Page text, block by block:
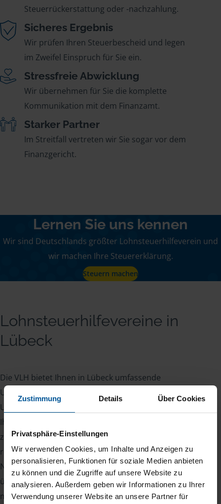
Zustimmung Details Über Cookies
Privatsphäre-Einstellungen
Wir verwenden Cookies, um Inhalte und Anzeigen zu
personalisieren, Funktionen für soziale Medien anbieten
zu können und die Zugriffe auf unsere Website zu
analysieren. Außerdem geben wir Informationen zu Ihrer
Verwendung unserer Website an unsere Partner für
Steuerrückerstattung oder -nachzahlung.
Sicheres Ergebnis
Wir prüfen Ihren Steuerbescheid und legen
im Zweifel Einspruch für Sie ein.
Stressfreie Abwicklung
Wir übernehmen für Sie die komplette
Kommunikation mit dem Finanzamt.
Starker Partner
Im Streitfall vertreten wir Sie sogar vor dem
Finanzgericht.
Lernen Sie uns kennen
Wir sind Deutschlands größter Lohnsteuerhilfeverein und
wir machen Ihre Steuererklärung.
Steuern machen
Lohnsteuerhilfevereine in
Lübeck
Die VLH bietet Ihnen in Lübeck umfassende
Unterstützung bei all Ihren Steuerangelegenheiten.
Unsere Steuerexperten stehen Ihnen zur Seite, um
Ihre Steuererklärung professionell und zuverlässig
zu erstellen. Dabei stellen wir sicher, dass alle
relevanten Steuervorteile für Sie genutzt werden.
Neben der Erstellung Ihrer Steuererklärung
übernehmen wir auch die gesamte Kommunikation
mit dem Finanzamt. Unsere Leistungen umfassen